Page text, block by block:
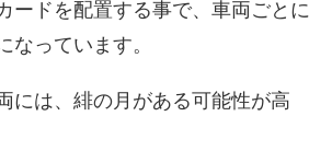
ードを配置する事で、車両ごとに
なっています。
には、緋の月がある可能性が高